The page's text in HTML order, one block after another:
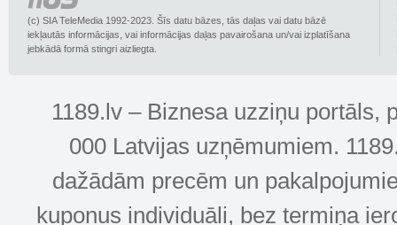
(c) SIA TeleMedia 1992-2023. Šīs datu bāzes, tās daļas vai datu bāzē
iekļautās informācijas, vai informācijas daļas pavairošana un/vai izplatīšana
jebkādā formā stingri aizliegta.
1189.lv – Biznesa uzziņu portāls,
000 Latvijas uzņēmumiem.
dažādām precēm un
kuponus individuāli, bez termiņa